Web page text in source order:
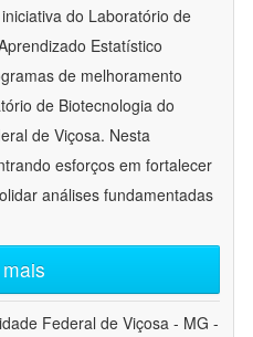
do Laboratório de
Estatístico
de melhoramento
de Biotecnologia do
de Viçosa. Nesta
esforços em fortalecer
análises fundamentadas
Federal de Viçosa - MG -